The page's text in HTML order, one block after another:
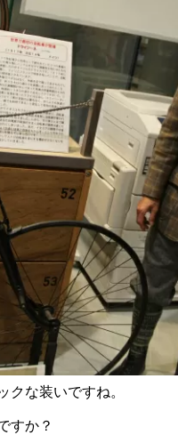
クな装いですね。
すか？